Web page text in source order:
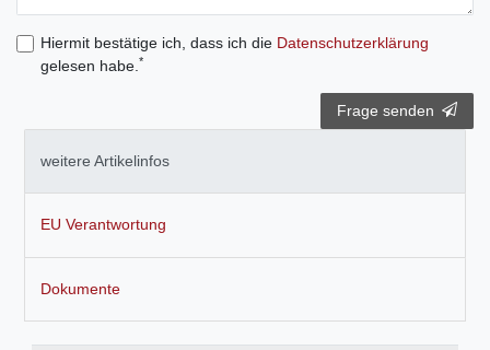
Hiermit bestätige ich, dass ich die Daten­schutz­erklärung
gelesen habe. *
Frage senden
weitere Artikelinfos
EU Verantwortung
Dokumente